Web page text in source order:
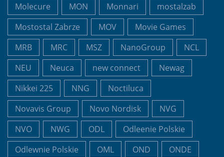
Molecure
MON Monnari
mostalzab
Mostostal Zabrze
MOV
Movie Games
MRB
MRC MSZ NanoGroup
NCL
NEU
Neuca new connect
Newag
Nikkei 225
NNG
Noctiluca
Novavis Group
Novo Nordisk
NVG
NVO
NWG ODL
Odleenie Polskie
Odlewnie Polskie
OML OND
ONDE